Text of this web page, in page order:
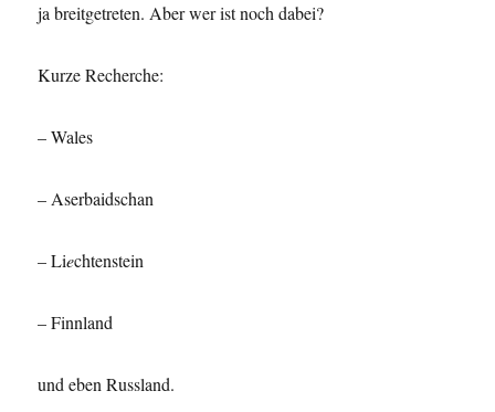
ja breitgetreten. Aber wer ist noch dabei?
Kurze Recherche:
– Wales
– Aserbaidschan
– Liechtenstein
– Finnland
und eben Russland.